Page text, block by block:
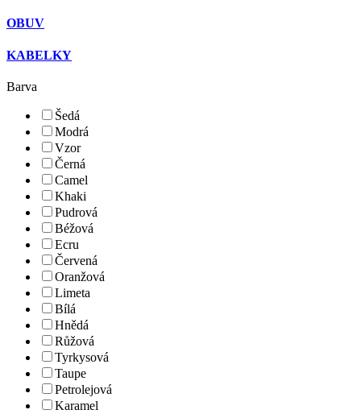
OBUV
KABELKY
Barva
Šedá
Modrá
Vzor
Černá
Camel
Khaki
Pudrová
Béžová
Ecru
Červená
Oranžová
Limeta
Bílá
Hnědá
Růžová
Tyrkysová
Taupe
Petrolejová
Karamel